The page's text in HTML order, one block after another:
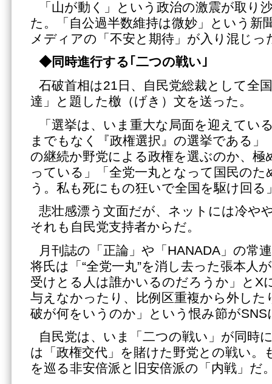
「山が動く」という政治の激震が取り
た。「自公過半数維持は微妙」という新
メディアの「不安と期待」が入り混じっ
◆同時進行する｢二つの戦い｣
石破首相は21日、自民党総裁として全
達」と題した檄（げき）文を送った。
「選挙は、いま重大な局面を迎えてい
までもなく『政権選択』の選挙である」
の継続か野党による政権を選ぶのか、極
っている」「全党一丸となって国民のた
う。私も死にもの狂いで全国を駆け回る
悲壮感漂う文面だが、ネットには冷や
それも自民党支持者からだ。
月刊誌の「正論」や「HANADA」の常
将氏は「“全党一丸”を消し去った張本人
受けとる人は誰かいるのだろうか」とX
与えなかったり、比例区重複から外した
破が何をいうのか」という恨み節が
自民党は、いま「二つの戦い」が同時
は「政権交代」を賭けた野党との戦い。
を巡る非安倍派と旧安倍派の「内戦」だ